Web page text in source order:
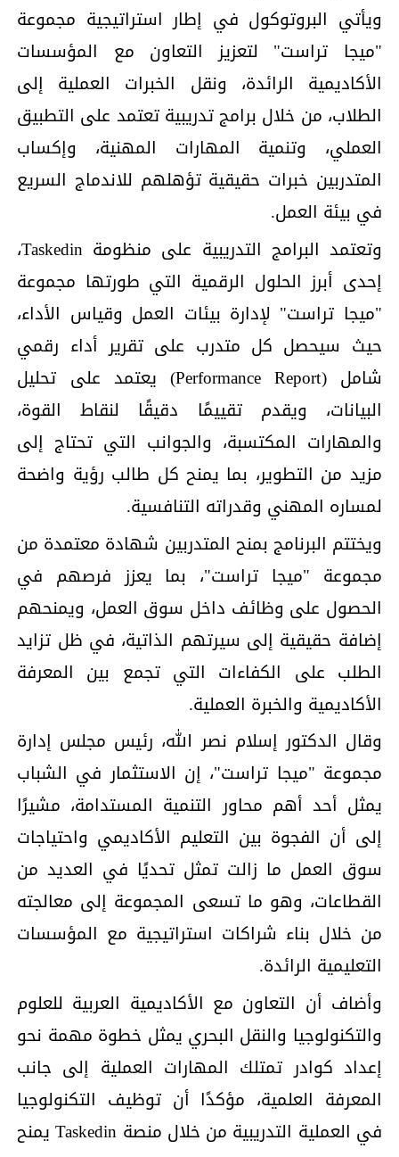
ويأتي البروتوكول في إطار استراتيجية مجموعة
"ميجا تراست" لتعزيز التعاون مع المؤسسات
الأكاديمية الرائدة، ونقل الخبرات العملية إلى
الطلاب، من خلال برامج تدريبية تعتمد على التطبيق
العملي، وتنمية المهارات المهنية، وإكساب
المتدربين خبرات حقيقية تؤهلهم للاندماج السريع
في بيئة العمل.
وتعتمد البرامج التدريبية على منظومة Taskedin،
إحدى أبرز الحلول الرقمية التي طورتها مجموعة
"ميجا تراست" لإدارة بيئات العمل وقياس الأداء،
حيث سيحصل كل متدرب على تقرير أداء رقمي
شامل (Performance Report) يعتمد على تحليل
البيانات، ويقدم تقييمًا دقيقًا لنقاط القوة،
والمهارات المكتسبة، والجوانب التي تحتاج إلى
مزيد من التطوير، بما يمنح كل طالب رؤية واضحة
لمساره المهني وقدراته التنافسية.
ويختتم البرنامج بمنح المتدربين شهادة معتمدة من
مجموعة "ميجا تراست"، بما يعزز فرصهم في
الحصول على وظائف داخل سوق العمل، ويمنحهم
إضافة حقيقية إلى سيرتهم الذاتية، في ظل تزايد
الطلب على الكفاءات التي تجمع بين المعرفة
الأكاديمية والخبرة العملية.
وقال الدكتور إسلام نصر الله، رئيس مجلس إدارة
مجموعة "ميجا تراست"، إن الاستثمار في الشباب
يمثل أحد أهم محاور التنمية المستدامة، مشيرًا
إلى أن الفجوة بين التعليم الأكاديمي واحتياجات
سوق العمل ما زالت تمثل تحديًا في العديد من
القطاعات، وهو ما تسعى المجموعة إلى معالجته
من خلال بناء شراكات استراتيجية مع المؤسسات
التعليمية الرائدة.
وأضاف أن التعاون مع الأكاديمية العربية للعلوم
والتكنولوجيا والنقل البحري يمثل خطوة مهمة نحو
إعداد كوادر تمتلك المهارات العملية إلى جانب
المعرفة العلمية، مؤكدًا أن توظيف التكنولوجيا
في العملية التدريبية من خلال منصة Taskedin يمنح